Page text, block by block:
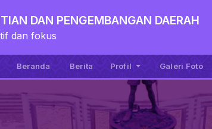
DAN PENGEMBANGAN DAERAH
dan fokus
Beranda Berita Profil Galeri Foto